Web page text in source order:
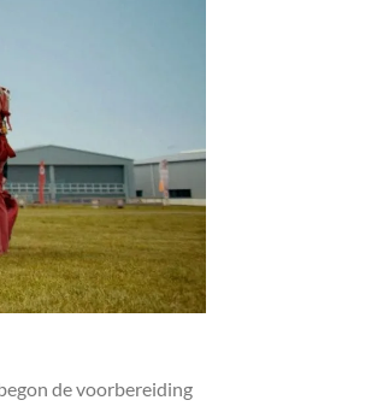
de voorbereiding